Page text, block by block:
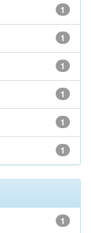
1
1
1
1
1
1
1